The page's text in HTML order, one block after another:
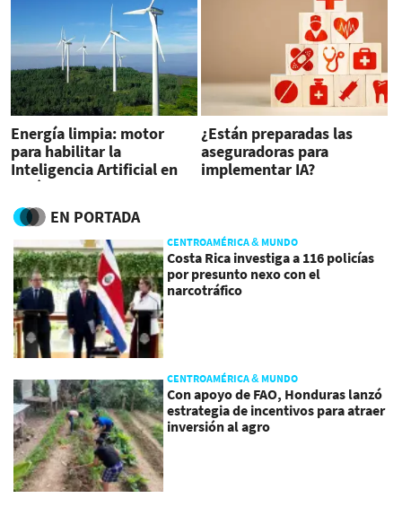
Energía limpia: motor
para habilitar la
Inteligencia Artificial en
América Latina
¿Están preparadas las
aseguradoras para
implementar IA?
EN PORTADA
CENTROAMÉRICA & MUNDO
Costa Rica investiga a 116 policías
por presunto nexo con el
narcotráfico
CENTROAMÉRICA & MUNDO
Con apoyo de FAO, Honduras lanzó
estrategia de incentivos para atraer
inversión al agro